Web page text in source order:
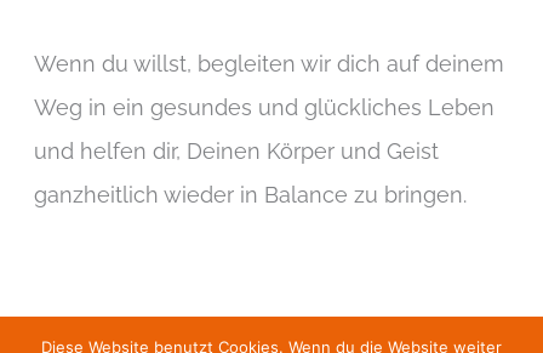
Wenn du willst, begleiten wir dich auf deinem
Weg in ein gesundes und glückliches Leben
und helfen dir, Deinen Körper und Geist
ganzheitlich wieder in Balance zu bringen.
Diese Website benutzt Cookies. Wenn du die Website weiter